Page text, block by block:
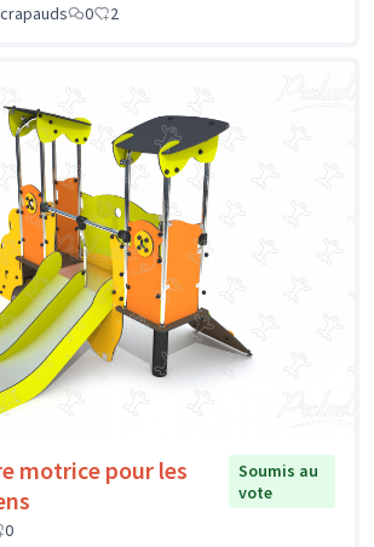
0 2
motrice pour les
Soumis au
vote
0